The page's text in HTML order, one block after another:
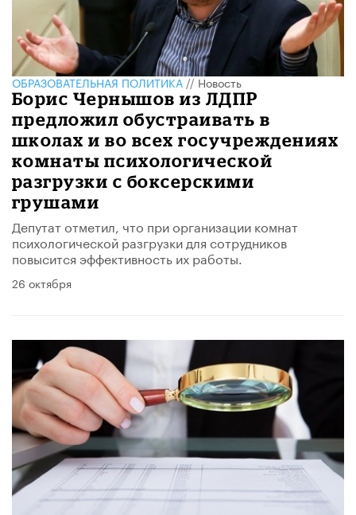
ОБРАЗОВАТЕЛЬНАЯ ПОЛИТИКА//Новость
Борис Чернышов из ЛДПР
предложил обустраивать в
школах и во всех госучреждениях
комнаты психологической
разгрузки с боксерскими
грушами
Депутат отметил, что при организации комнат
психологической разгрузки для сотрудников
повысится эффективность их работы.
26 октября